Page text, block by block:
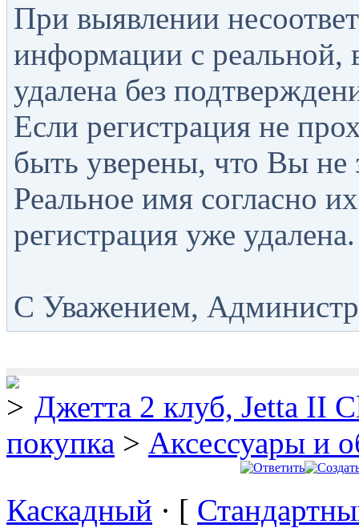
При выявлении
информации с реальной,
удалена без
Если регистрация не
быть уверены, что Вы не
Реальное имя согласно
регистрация уже удалена.
С Уважением,
Джетта 2 клуб, Jetta II
покупка > Аксессуары и
Каскадный · [